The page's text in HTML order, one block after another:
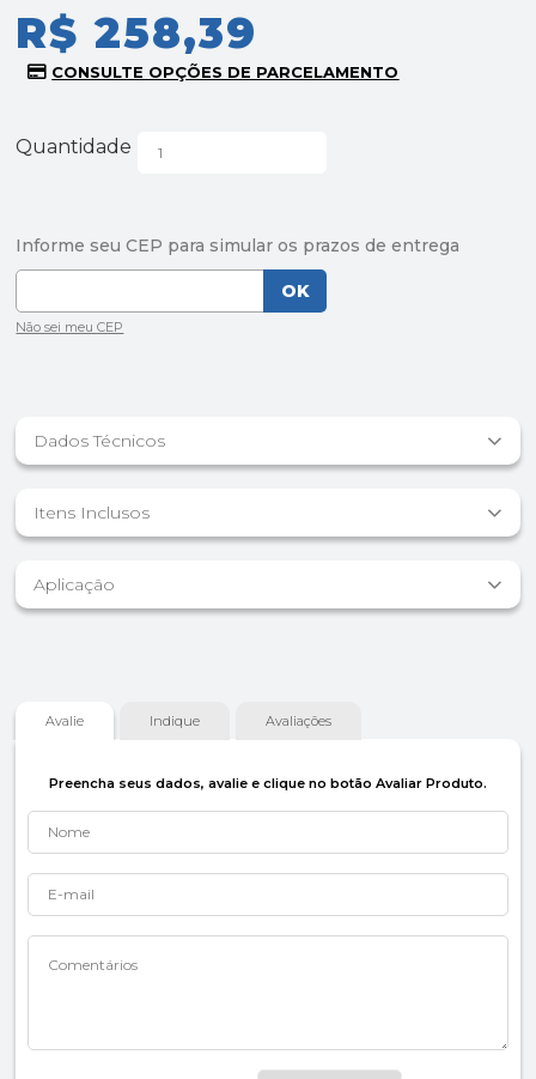
R$ 258,39
Quantidade
Dados Técnicos
Itens Inclusos
Aplicação
Avalie Indique Avaliações
Preencha seus dados, avalie e clique no botão Avaliar Produto.